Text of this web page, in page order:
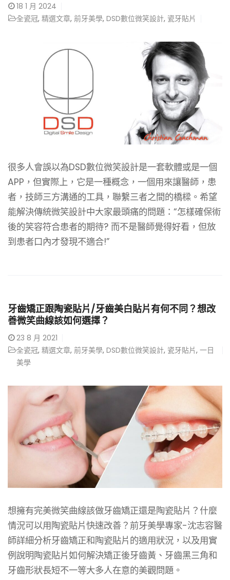
18 1 月 2024
全瓷冠, 精選文章, 前牙美學, DSD數位微笑設計, 瓷牙貼片
很多人會誤以為DSD數位微笑設計是一套軟體或是一個
APP，但實際上，它是一種概念，一個用來讓醫師，患
者，技師三方溝通的工具，聯繫三者之間的橋樑。希望
能解決傳統微笑設計中大家最頭痛的問題：“怎樣確保術
後的笑容符合患者的期待? 而不是醫師覺得好看，但放
到患者口內才發現不適合!”
牙齒矯正跟陶瓷貼片/牙齒美白貼片有何不同？想改
善微笑曲線該如何選擇？
23 8 月 2021
全瓷冠, 精選文章, 前牙美學, DSD數位微笑設計, 瓷牙貼片, 一日
美學
想擁有完美微笑曲線該做牙齒矯正還是陶瓷貼片？什麼
情況可以用陶瓷貼片快速改善？前牙美學專家-沈志容醫
師詳細分析牙齒矯正和陶瓷貼片的適用狀況，以及用實
例說明陶瓷貼片如何解決矯正後牙齒黃、牙齒黑三角和
牙齒形狀長短不一等大多人在意的美觀問題。